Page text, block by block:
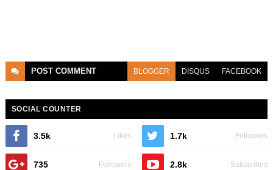
POST COMMENT BLOGGER DISQUS FACEBOOK
SOCIAL COUNTER
3.5k Likes 1.7k Followers
735 Followers 2.8k Subscribes